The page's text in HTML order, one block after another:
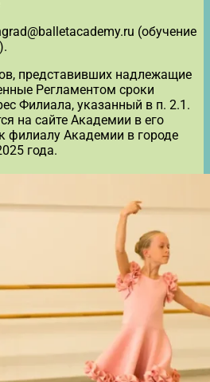
(обучение
представивших надлежащие
Регламентом сроки
Филиала, указанный в п. 2.1.
на сайте Академии в его
филиалу Академии в городе
года.